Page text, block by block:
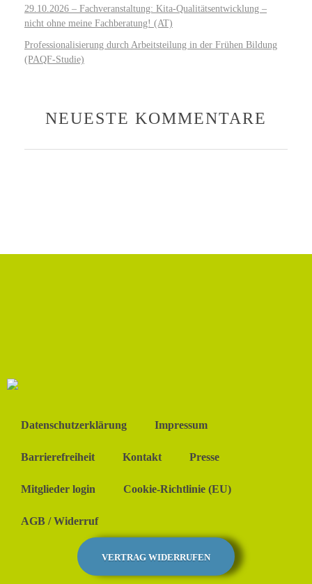
29.10.2026 – Fachveranstaltung: Kita-Qualitätsentwicklung –
nicht ohne meine Fachberatung! (AT)
Professionalisierung durch Arbeitsteilung in der Frühen Bildung
(PAQF-Studie)
NEUESTE KOMMENTARE
Datenschutzerklärung Impressum
Barrierefreiheit Kontakt Presse
Mitglieder login Cookie-Richtlinie (EU)
AGB / Widerruf
VERTRAG WIDERRUFEN